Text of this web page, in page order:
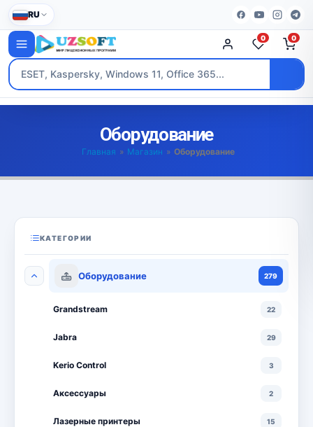
RU
0 0
Оборудование
Главная » Магазин » Оборудование
КАТЕГОРИИ
Оборудование 279
Grandstream 22
Jabra 29
Kerio Control 3
Аксессуары 2
Лазерные принтеры 15